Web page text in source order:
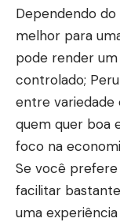
Dependendo
melhor para
pode render
controlado;
entre variedade
quem quer boa
foco na
Se você prefere
facilitar
uma